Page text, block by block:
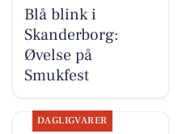
Blå blink i
Skanderborg:
Øvelse på
Smukfest
DAGLIGVARER